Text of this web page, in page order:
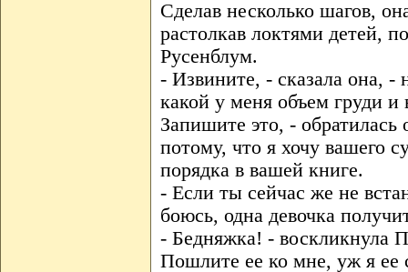
Сделав несколько шагов,
растолкав локтями детей,
Русенблум.
- Извините, - сказала она, -
какой у меня объем груди
Запишите это, - обратилась
потому, что я хочу вашего
порядка в вашей книге.
- Если ты сейчас же не
боюсь, одна девочка
- Бедняжка! - воскликнула
Пошлите ее ко мне, уж я